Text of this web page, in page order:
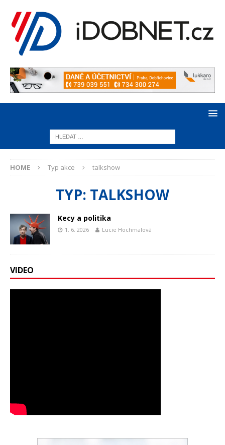
HOME Typ akce talkshow
TYP: TALKSHOW
Kecy a politika
1. 6. 2026 Lucie Hochmalová
VIDEO